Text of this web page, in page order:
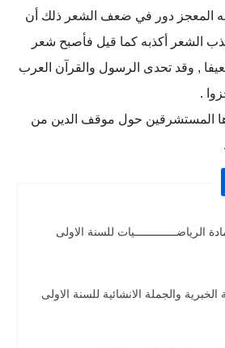
المعجز دور في ضعف الشعر ذلك أن
الشعر أكذبه كما قيل فأصبح شعر
, وقد تحدى الرسول والقرآن العرب
.
المستشرقين حول موقف الدين من
الرياضـــــــــــــيات للسنة الاولى
والجملة الانشائية للسنة الاولى